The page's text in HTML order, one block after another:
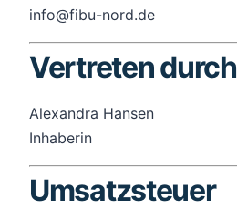
info@fibu-nord.de
Vertreten durch
Alexandra Hansen
Inhaberin
Umsatzsteuer